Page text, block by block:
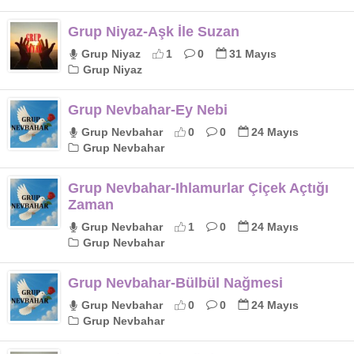
Grup Niyaz-Aşk İle Suzan
Grup Niyaz 1 0
31 Mayıs
Grup Niyaz
Grup Nevbahar-Ey Nebi
Grup Nevbahar 0 0
24 Mayıs
Grup Nevbahar
Grup Nevbahar-Ihlamurlar Çiçek Açtığı
Zaman
Grup Nevbahar 1 0
24 Mayıs
Grup Nevbahar
Grup Nevbahar-Bülbül Nağmesi
Grup Nevbahar 0 0
24 Mayıs
Grup Nevbahar